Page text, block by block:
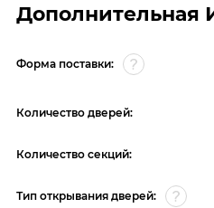
Дополнительная
Форма поставки:
Количество дверей:
Количество секций:
Тип открывания дверей: